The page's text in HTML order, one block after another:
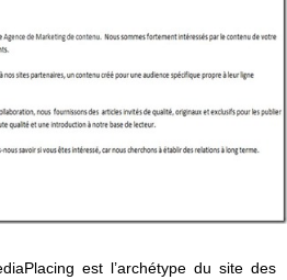
est l’archétype du site des